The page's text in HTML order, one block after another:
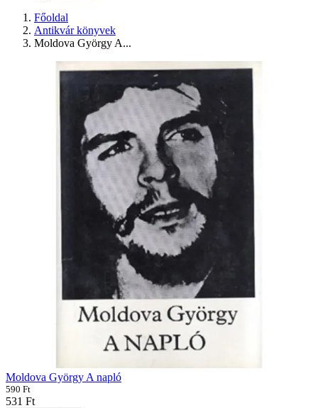
Főoldal
Antikvár könyvek
Moldova György A...
Moldova György A napló
590 Ft
531 Ft